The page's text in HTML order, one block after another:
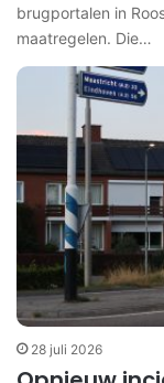
brugportalen in
maatregelen. Die…
28 juli 2026